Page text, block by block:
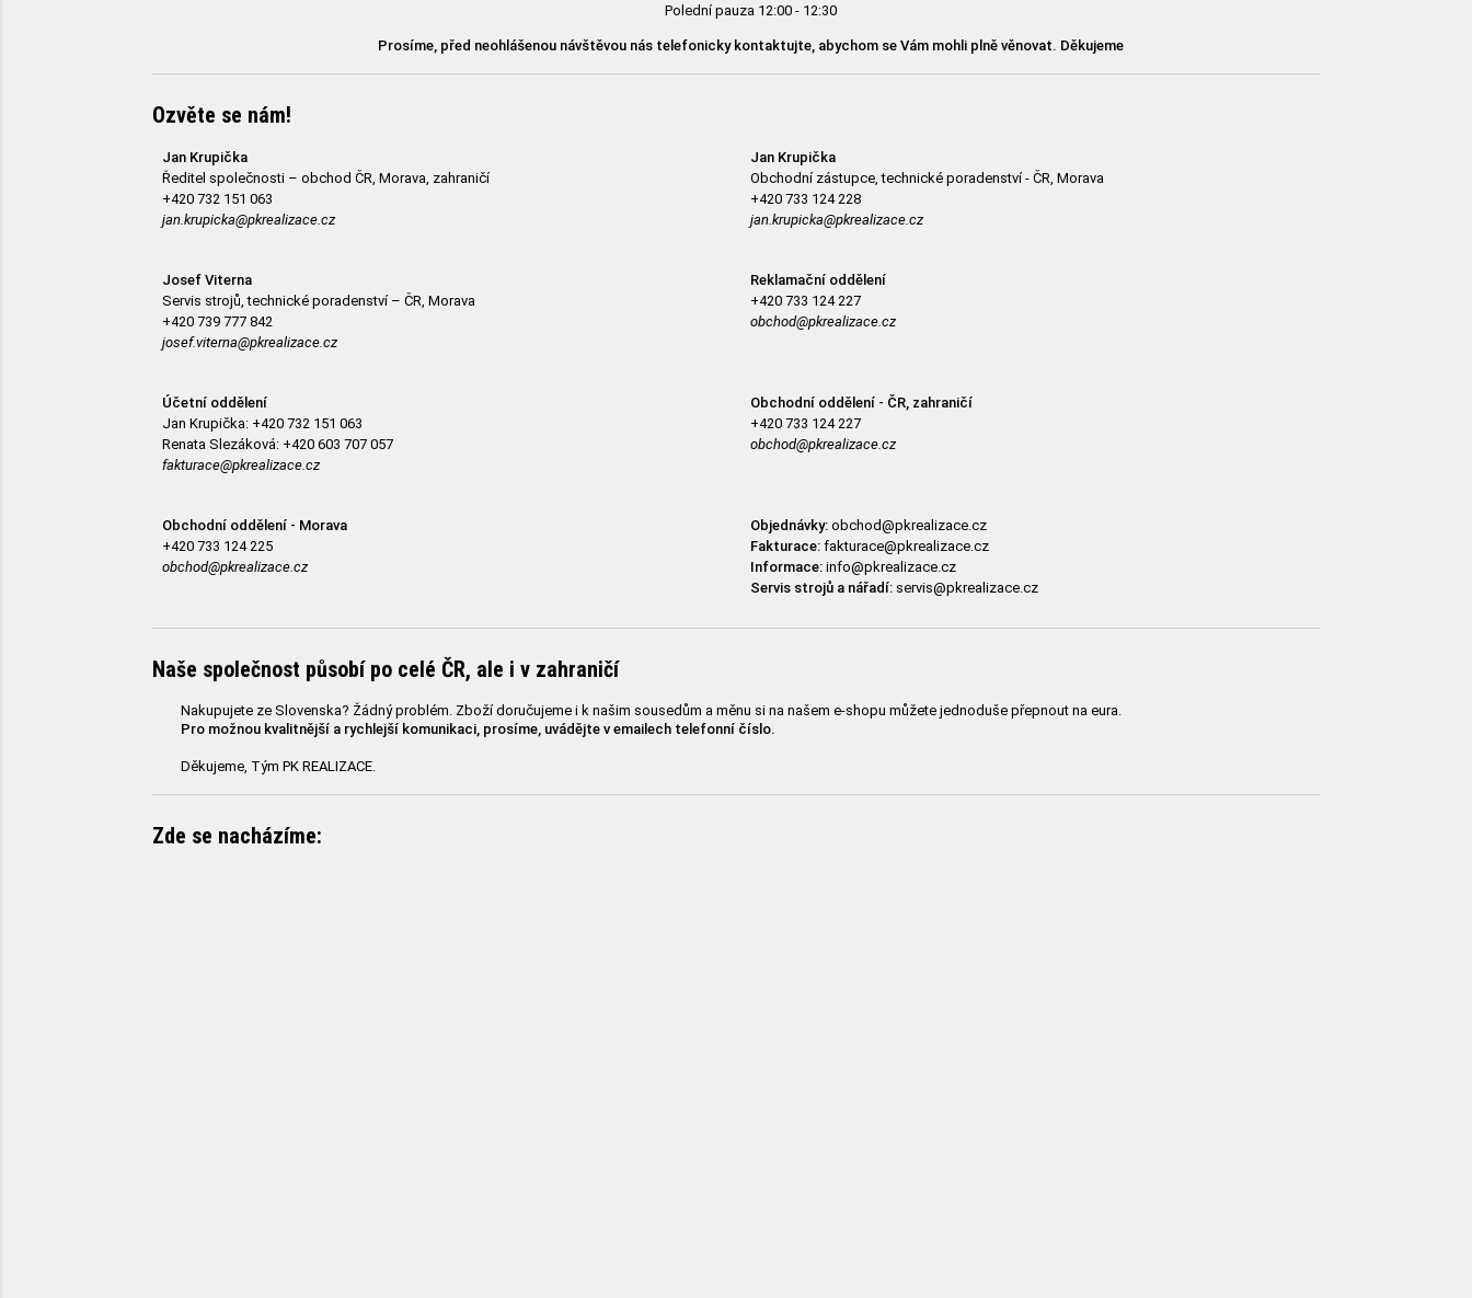
Polední pauza 12:00 - 12:30
Prosíme, před neohlášenou návštěvou nás telefonicky kontaktujte, abychom se Vám mohli plně věnovat. Děkujeme
Ozvěte se nám!
Jan Krupička
Ředitel společnosti – obchod ČR, Morava, zahraničí
+420 732 151 063
jan.krupicka@pkrealizace.cz
Jan Krupička
Obchodní zástupce, technické poradenství - ČR, Morava
+420 733 124 228
jan.krupicka@pkrealizace.cz
Josef Viterna
Servis strojů, technické poradenství – ČR, Morava
+420 739 777 842
josef.viterna@pkrealizace.cz
Reklamační oddělení
+420 733 124 227
obchod@pkrealizace.cz
Účetní oddělení
Jan Krupička: +420 732 151 063
Renata Slezáková: +420 603 707 057
fakturace@pkrealizace.cz
Obchodní oddělení - ČR, zahraničí
+420 733 124 227
obchod@pkrealizace.cz
Obchodní oddělení - Morava
+420 733 124 225
obchod@pkrealizace.cz
Objednávky: obchod@pkrealizace.cz
Fakturace: fakturace@pkrealizace.cz
Informace: info@pkrealizace.cz
Servis strojů a nářadí: servis@pkrealizace.cz
Naše společnost působí po celé ČR, ale i v zahraničí
Nakupujete ze Slovenska? Žádný problém. Zboží doručujeme i k našim sousedům a měnu si na našem e-shopu můžete jednoduše přepnout na eura.
Pro možnou kvalitnější a rychlejší komunikaci, prosíme, uvádějte v emailech telefonní číslo.
Děkujeme, Tým PK REALIZACE.
Zde se nacházíme: